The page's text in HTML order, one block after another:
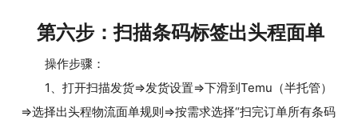
第六步：扫描条码标签出头程面单
操作步骤：
1、打开扫描发货=>发货设置=>下滑到Temu（半托管）
=>选择出头程物流面单规则=>按需求选择“扫完订单所有条码